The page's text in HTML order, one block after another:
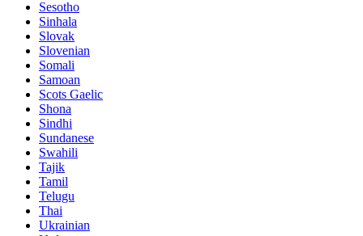
Sesotho
Sinhala
Slovak
Slovenian
Somali
Samoan
Scots Gaelic
Shona
Sindhi
Sundanese
Swahili
Tajik
Tamil
Telugu
Thai
Ukrainian